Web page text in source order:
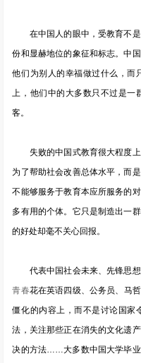
在中国人的眼中，受教育不是
份和显赫地位的象征和标志。中
他们为别人的幸福做过什么，而
上，他们中的大多数只不过是
客。
失败的中国式教育很大程度上
为了帮助社会改善总体水平，而
不能够服务于教育本应所服务的
多有用的个体。它只是制造出一
的好处却毫不关心回报。
代表中国社会未来、先锋思想
青春花在英语四级、公务员、马
僵化的内容上，而不是讨论国家
法，关注那些正在消失的文化遗
决的方法……大多数中国大学毕业